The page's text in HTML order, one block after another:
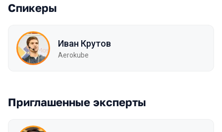
Спикеры
Иван Крутов
Aerokube
Приглашенные эксперты